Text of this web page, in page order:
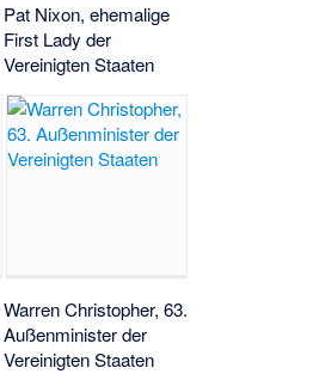
Pat Nixon, ehemalige
First Lady der
Vereinigten Staaten
Warren Christopher, 63.
Außenminister der
Vereinigten Staaten